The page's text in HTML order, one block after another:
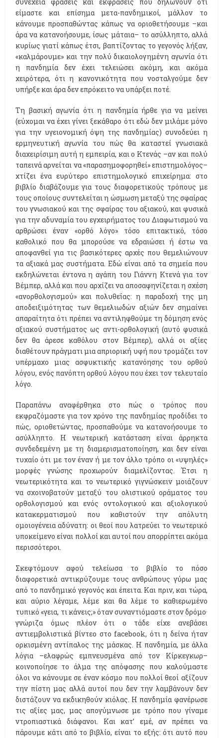
συνέχεια φράσεις και εκφράσεις που δηλώνουν ότι
είμαστε και επίσημα μετα-πανδημικοί, μάλλον το
κάνουμε προσπαθώντας κάπως να οριοθετήσουμε –και
άρα να κατανοήσουμε, ίσως μάταια– το ασύλληπτο, αλλά
κυρίως γιατί κάπως έτσι, βαπτίζοντας το γεγονός λήξαν,
«καλμάρουμε» και την πολύ δικαιολογημένη αγωνία ότι
η πανδημία δεν έχει τελειώσει ακόμη, και ακόμα
χειρότερα, ότι η κανονικότητα που νοσταλγούμε δεν
υπήρξε και άρα δεν επρόκειτο να υπάρξει ποτέ.
Τη βασική αγωνία ότι η πανδημία ήρθε για να μείνει
(εύχομαι να έχει γίνει ξεκάθαρο ότι εδώ δεν μιλάμε μόνο
για την υγειονομική όψη της πανδημίας) συνοδεύει η
ερμηνευτική αγωνία του πώς θα καταστεί γνωσιακά
διαχειρίσιμη αυτή η εμπειρία, και ο Κτενάς –αν και πολύ
ταπεινά αρνείται να «παρασημοφορηθεί» επιστημολόγος–
χτίζει ένα ευρύτερο επιστημολογικό επιχείρημα: στο
βιβλίο διαβάζουμε για τους διαφορετικούς τρόπους με
τους οποίους συντελείται η ώσμωση μεταξύ της σφαίρας
του γνωσιακού και της σφαίρας του αξιακού, και φυσικά
για την αδυναμία του εγχειρήματος του Διαφωτισμού να
αρθρώσει έναν «ορθό λόγο» τόσο επιτακτικό, τόσο
καθολικό που θα μπορούσε να εδραιώσει ή έστω να
αποφανθεί για τις βασικότερες αρχές που θεμελιώνουν
τα αξιακά μας συστήματα. Εδώ είναι από τα σημεία που
εκδηλώνεται έντονα η αγάπη του Γιάννη Κτενά για τον
Βέμπερ, αλλά και που αρχίζει να αποσαφηνίζεται η σχέση
«ανορθολογισμού» και πολυθεΐας: η παραδοχή της μη
αποδειξιμότητας των θεμελιωδών αξιών δεν σημαίνει
απαραίτητα ότι πρέπει να αντιληφθούμε τη δόμηση ενός
αξιακού συστήματος ως αντι-ορθολογική (αυτό φυσικά
δεν θα άρεσε καθόλου στον Βέμπερ), αλλά οι αξίες
διαθέτουν πράγματι μια απριορική υφή που τρομάζει τον
υπέρμαχο μιας ασφυκτικής κατανόησης του ορθού
λόγου, ενός πανόπτη ορθού λόγου που έχει τον τελευταίο
λόγο.
Παραπάνω αναφέρθηκα στο πώς ο τρόπος που
εκφραζόμαστε για τον χρόνο της πανδημίας προδίδει το
πώς, οριοθετώντας, προσπαθούμε να κατανοήσουμε το
ασύλληπτο. Η νεωτερική κατάσταση είναι άρρηκτα
συνδεδεμένη με τη διαμερισματοποίηση, και δεν είναι
τυχαίο ότι με τον έναν ή με τον άλλο τρόπο οι «υψηλές»
μορφές γνώσης προχωρούν διαμελίζοντας. Έτσι η
νεωτερικότητα και το νεωτερικό γιγνώσκειν μοιάζουν
να σχοινοβατούν μεταξύ του ολιστικού οράματος του
ορθολογισμού και ενός οντολογικού και αξιολογικού
κατακερματισμού που καθιστούν την απόλυτη
ομοιογένεια αδύνατη: οι θεοί που λατρεύει το νεωτερικό
υποκείμενο είναι πολλοί και αυτοί που απορρίπτει ακόμα
περισσότεροι.
Σκεφτόμουν αφού τελείωσα το βιβλίο το πόσο
διαφορετικά αντικρύζουμε τους ανθρώπους γύρω μας
από το πανδημικό γεγονός και έπειτα. Και πριν, και τώρα,
και αύριο λέγαμε, λέμε και θα λέμε το καθιερωμένο
τυπικό «γεια, τι κάνεις;» όταν συναντιόμαστε στον δρόμο·
γνώριζα όμως πλέον ότι ο τάδε είχε ανεβάσει
αντιεμβολιστικά βίντεο στο facebook, ότι η δείνα ήταν
ορκισμένη αντίπαλος της μάσκας. Η πανδημία, με άλλα
λόγια –ελαφρώς εμπνευσμένα από τον Κίρκεγκωρ–
κοινοποίησε το άλμα της απόφασης που καλούμαστε
όλοι να κάνουμε σε έναν κόσμο που πολλοί θεοί αξίζουν
την πίστη μας αλλά αυτοί που δεν την λαμβάνουν δεν
διστάζουν να εκδικηθούν κιόλας. Η πανδημία φανέρωσε
τις αξίες μας, μας απογύμνωσε με τρόπο που γίναμε
ντροπιαστικά διάφανοι. Και κατ’ εμέ, αν πρέπει να
πάρουμε κάτι από το βιβλίο, είναι το εξής: ότι αυτό που